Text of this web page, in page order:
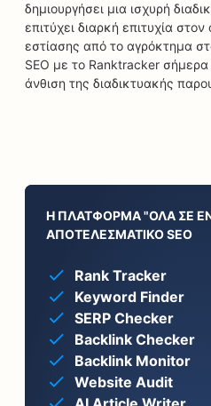
δημιουργήσει μια ισχυρή
επιτύχει διαρκή επιτυχία
εστίασης από το αγρόκτημα
SEO με το Ranktracker
άνθιση της διαδικτυακής
Η ΠΛΑΤΦΌΡΜΑ "ΌΛΑ ΣΕ
ΑΠΟΤΕΛΕΣΜΑΤΙΚΌ SEO
Rank Tracker
Keyword Finder
SERP Checker
Backlink Checker
Backlink Monitor
Website Audit